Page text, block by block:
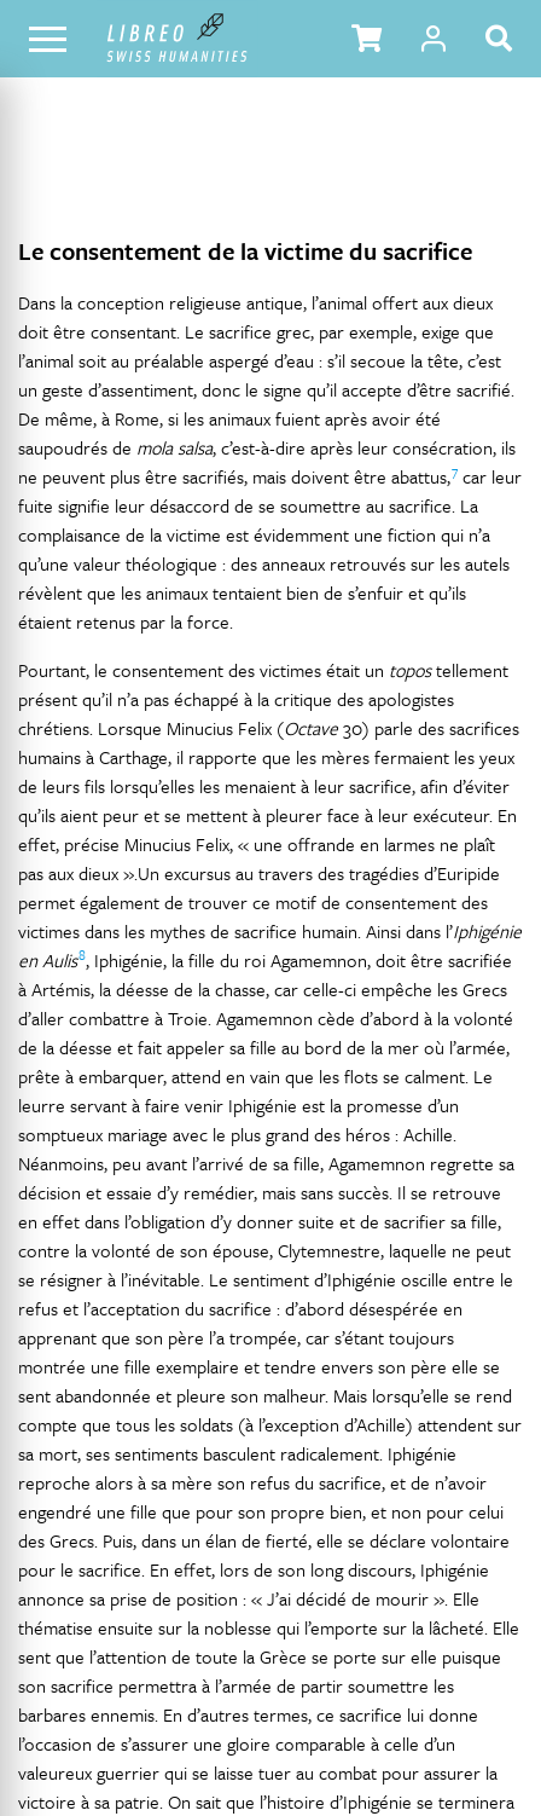
NOTRE CATALOGUE TABLE DES MATIÈRES
Le consentement de la victime du sacrifice
Dans la conception religieuse antique, l’animal offert aux dieux
doit être consentant. Le sacrifice grec, par exemple, exige que
l’animal soit au préalable aspergé d’eau : s’il secoue la tête, c’est
un geste d’assentiment, donc le signe qu’il accepte d’être sacrifié.
De même, à Rome, si les animaux fuient après avoir été
saupoudrés de mola salsa, c’est-à-dire après leur consécration, ils
ne peuvent plus être sacrifiés, mais doivent être abattus,7 car leur
fuite signifie leur désaccord de se soumettre au sacrifice. La
complaisance de la victime est évidemment une fiction qui n’a
qu’une valeur théologique : des anneaux retrouvés sur les autels
révèlent que les animaux tentaient bien de s’enfuir et qu’ils
étaient retenus par la force.
Pourtant, le consentement des victimes était un topostellement
présent qu’il n’a pas échappé à la critique des apologistes
chrétiens. Lorsque Minucius Felix (Octave30) parle des sacrifices
humains à Carthage, il rapporte que les mères fermaient les yeux
de leurs fils lorsqu’elles les menaient à leur sacrifice, afin d’éviter
qu’ils aient peur et se mettent à pleurer face à leur exécuteur. En
effet, précise Minucius Felix, « une offrande en larmes ne plaît
pas aux dieux ».Un excursus au travers des tragédies d’Euripide
permet également de trouver ce motif de consentement des
victimes dans les mythes de sacrifice humain. Ainsi dans l’Iphigénie
en Aulis8, Iphigénie, la fille du roi Agamemnon, doit être sacrifiée
à Artémis, la déesse de la chasse, car celle-ci empêche les Grecs
d’aller combattre à Troie. Agamemnon cède d’abord à la volonté
de la déesse et fait appeler sa fille au bord de la mer où l’armée,
prête à embarquer, attend en vain que les flots se calment. Le
leurre servant à faire venir Iphigénie est la promesse d’un
somptueux mariage avec le plus grand des héros : Achille.
Néanmoins, peu avant l’arrivé de sa fille, Agamemnon regrette sa
décision et essaie d’y remédier, mais sans succès. Il se retrouve
en effet dans l’obligation d’y donner suite et de sacrifier sa fille,
contre la volonté de son épouse, Clytemnestre, laquelle ne peut
se résigner à l’inévitable. Le sentiment d’Iphigénie oscille entre le
refus et l’acceptation du sacrifice : d’abord désespérée en
apprenant que son père l’a trompée, car s’étant toujours
montrée une fille exemplaire et tendre envers son père elle se
sent abandonnée et pleure son malheur. Mais lorsqu’elle se rend
compte que tous les soldats (à l’exception d’Achille) attendent sur
sa mort, ses sentiments basculent radicalement. Iphigénie
reproche alors à sa mère son refus du sacrifice, et de n’avoir
engendré une fille que pour son propre bien, et non pour celui
des Grecs. Puis, dans un élan de fierté, elle se déclare volontaire
pour le sacrifice. En effet, lors de son long discours, Iphigénie
annonce sa prise de position : « J’ai décidé de mourir ». Elle
thématise ensuite sur la noblesse qui l’emporte sur la lâcheté. Elle
sent que l’attention de toute la Grèce se porte sur elle puisque
son sacrifice permettra à l’armée de partir soumettre les
barbares ennemis. En d’autres termes, ce sacrifice lui donne
l’occasion de s’assurer une gloire comparable à celle d’un
valeureux guerrier qui se laisse tuer au combat pour assurer la
victoire à sa patrie. On sait que l’histoire d’Iphigénie se terminera